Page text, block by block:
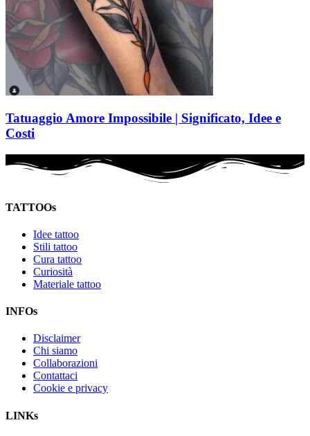
Tatuaggio Amore Impossibile | Significato, Idee e
Costi
TATTOOs
Idee tattoo
Stili tattoo
Cura tattoo
Curiosità
Materiale tattoo
INFOs
Disclaimer
Chi siamo
Collaborazioni
Contattaci
Cookie e privacy
LINKs